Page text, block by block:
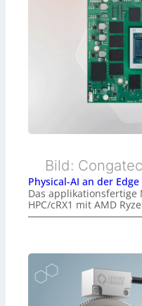
Bild:
Physical-AI an der Edge
Das applikationsfertige
HPC/cRX1 mit AMD